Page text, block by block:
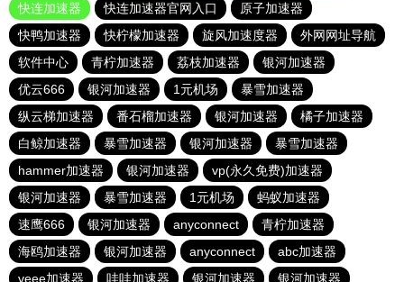
快连加速器
快连加速器官网入口
原子加速器
快鸭加速器
快柠檬加速器 旋风加速度器
外网网址导航
软件中心
青柠加速器 荔枝加速器
银河加速器
优云666
银河加速器 1元机场
暴雪加速器
纵云梯加速器
番石榴加速器 银河加速器
橘子加速器
白鲸加速器
暴雪加速器 银河加速器
暴雪加速器
hammer加速器
银河加速器
vp(永久免费)加速器
银河加速器
暴雪加速器 1元机场
蚂蚁加速器
速鹰666
银河加速器 anyconnect
青柠加速器
海鸥加速器
银河加速器 anyconnect
abc加速器
veee加速器
哇哇加速器 银河加速器 银河加速器